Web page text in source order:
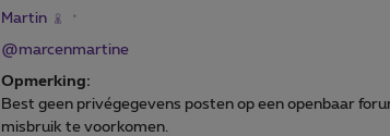
Martin
@marcenmartine
Opmerking:
Best geen privégegevens posten op een openbaar
misbruik te voorkomen.